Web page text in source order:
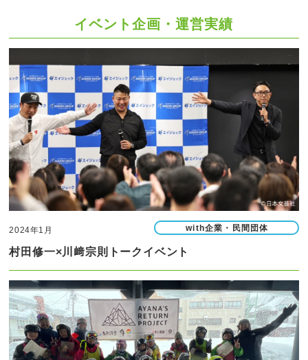
イベント企画・運営実績
2024年1月 with企業・民間団体
村田修一×川﨑宗則トークイベント